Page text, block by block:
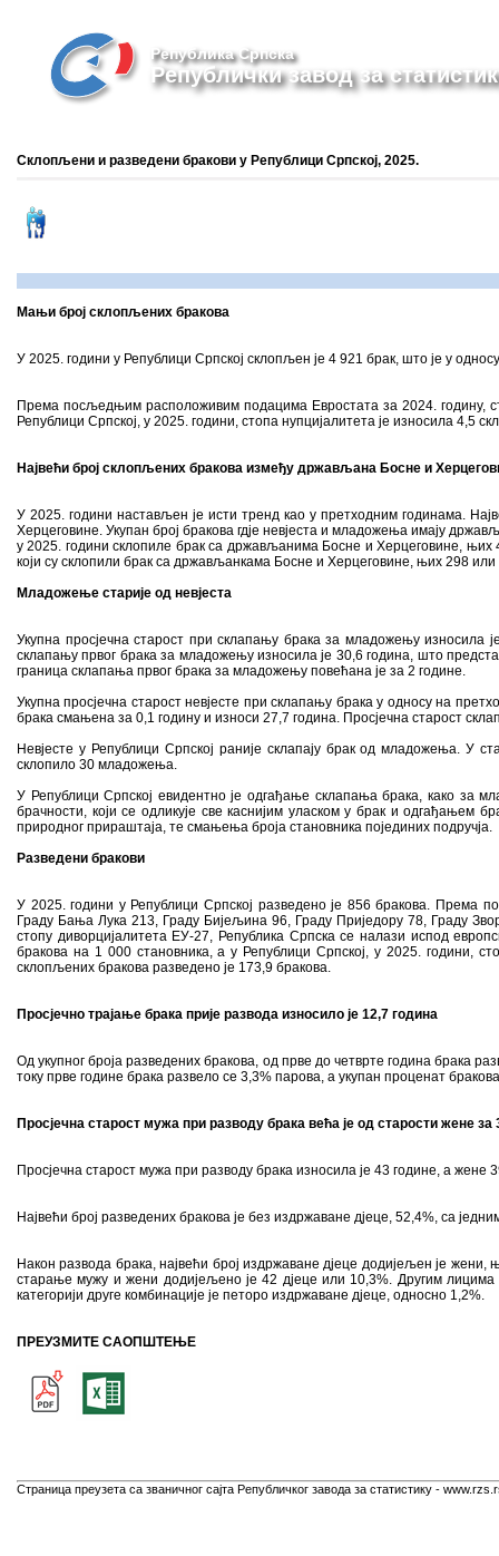
Република Српска
Републички завод за
Склопљени и разведени бракови у Републици Српској, 2025.
Мањи број склопљених бракова
У 2025. години у Републици Српској склопљен je 4 921 брак, што је у
Према посљедњим расположивим подацима Евростата за 2024. годину,
Републици Српској, у 2025. години, стопа нупцијалитета је износила 4,5
Највећи број склопљених бракова између држављана Босне и
У 2025. години настављен је исти тренд као у претходним годинама.
Херцеговине. Укупан број бракова гдје невјеста и младожења имају
у 2025. години склопиле брак са држављанима Босне и Херцеговине,
који су склопили брак са држављанкама Босне и Херцеговине, њих 298
Младожење старије од невјеста
Укупна просјечна старост при склапању брака за младожењу износила
склапању првог брака за младожењу износила је 30,6 година, што
граница склапања првог брака за младожењу повећана је за 2 године.
Укупна просјечна старост невјесте при склапању брака у односу на
брака смањена за 0,1 годину и износи 27,7 година. Просјечна старост
Невјесте у Републици Српској раније склапају брак од младожења. У
склопило 30 младожења.
У Републици Српској евидентно је одгађање склапања брака, како за
брачности, који се одликује све каснијим уласком у брак и одгађањем
природног прираштаја, те смањења броја становника појединих подручја.
Разведени бракови
У 2025. години у Републици Српској разведено је 856 бракова. Према
Граду Бања Лука 213, Граду Бијељина 96, Граду Приједору 78, Граду
стопу диворцијалитета ЕУ-27, Република Српска се налази испод
бракова на 1 000 становника, а у Републици Српској, у 2025. години,
склопљених бракова разведено је 173,9 бракова.
Просјечно трајање брака прије развода износило је 12,7 година
Од укупног броја разведених бракова, од прве до четврте година брака
току прве године брака развело се 3,3% парова, а укупан проценат
Просјечна старост мужа при разводу брака већа је од старости жене за
Просјечна старост мужа при разводу брака износила је 43 године, а жене
Највећи број разведених бракова је без издржаване дјеце, 52,4%, са
Након развода брака, највећи број издржаване дјеце додијељен је
старање мужу и жени додијељено је 42 дјеце или 10,3%. Другим лицима
категорији друге комбинације је петоро издржаване дјеце, односно 1,2%.
ПРЕУЗМИТЕ САОПШТЕЊЕ
Страница преузета са званичног сајта Републичког завода за статистику -